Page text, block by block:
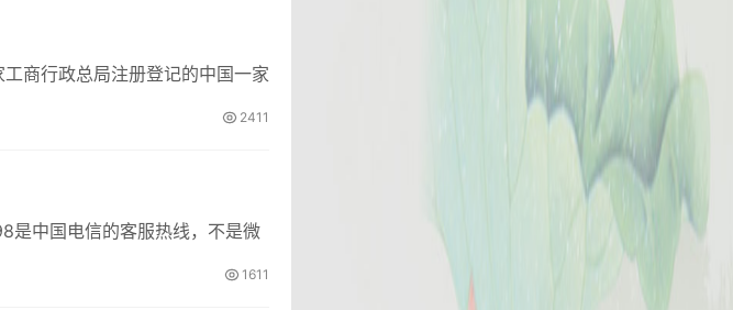
商行政总局注册登记的中国一家
2411
是中国电信的客服热线，不是微
1611